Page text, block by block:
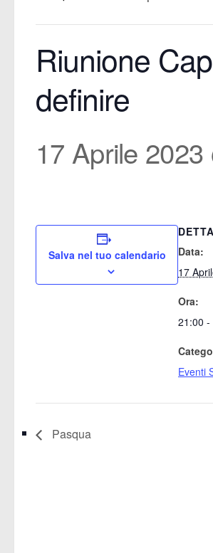
Riunione
definire
17 Aprile
Salva nel tuo calendario
Data:
17
Ora:
21:00 -
Eventi
Pasqua